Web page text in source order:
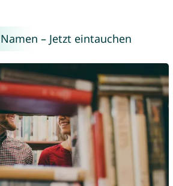
– Jetzt eintauchen